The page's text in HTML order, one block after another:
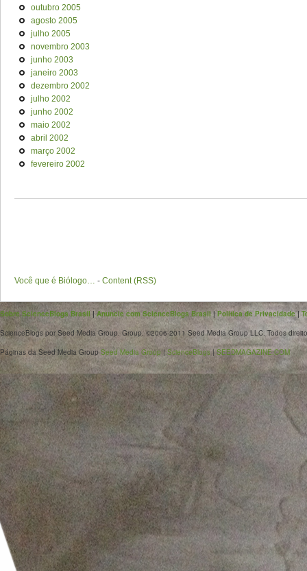
outubro 2005
agosto 2005
julho 2005
novembro 2003
junho 2003
janeiro 2003
dezembro 2002
julho 2002
junho 2002
maio 2002
abril 2002
março 2002
fevereiro 2002
Você que é Biólogo… - Content (RSS)
Sobre ScienceBlogs Brasil |Anuncie com ScienceBlogs Brasil|Política de Privacidade|
ScienceBlogs por Seed Media Group. Group. ©2006-2011 Seed Media Group LLC. Todos
Páginas da Seed Media Group Seed Media Group |ScienceBlogs|SEEDMAGAZINE.COM